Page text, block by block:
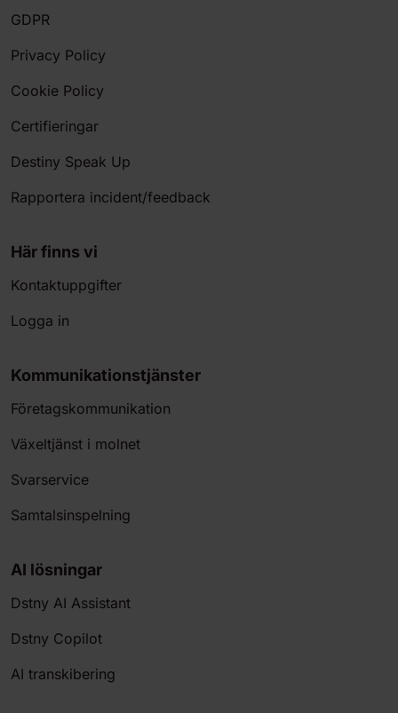
GDPR
Privacy Policy
Cookie Policy
Certifieringar
Destiny Speak Up
Rapportera incident/feedback
Här finns vi
Kontaktuppgifter
Logga in
Kommunikationstjänster
Företagskommunikation
Växeltjänst i molnet
Svarservice
Samtalsinspelning
AI lösningar
Dstny AI Assistant
Dstny Copilot
AI transkibering